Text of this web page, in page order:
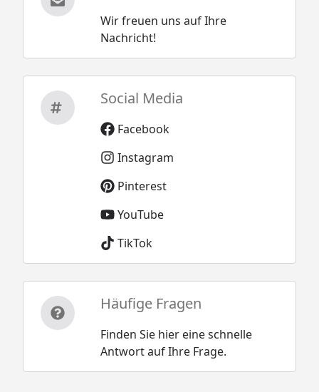
Wir freuen uns auf Ihre
Nachricht!
Social Media
Facebook
Instagram
Pinterest
YouTube
TikTok
Häufige Fragen
Finden Sie hier eine schnelle
Antwort auf Ihre Frage.